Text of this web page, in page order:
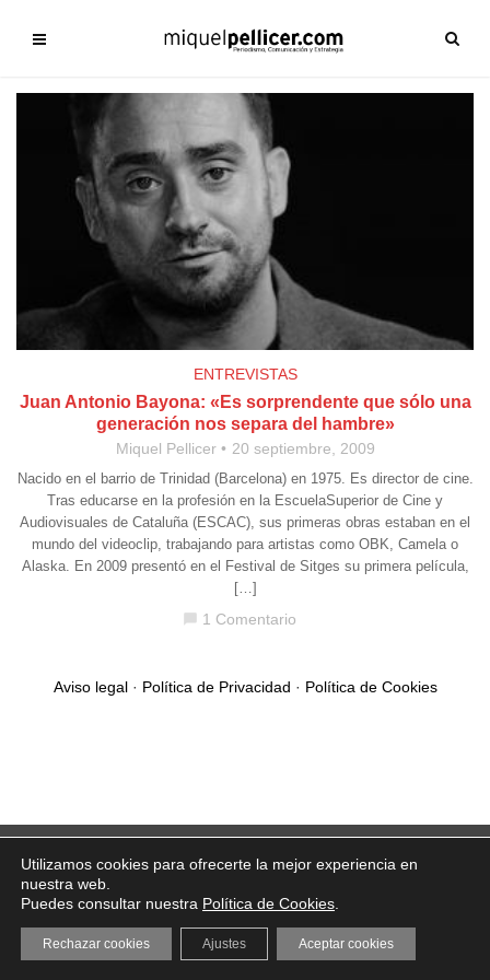
ENTREVISTAS
Juan Antonio Bayona: «Es sorprendente que sólo una
generación nos separa del hambre»
Miquel Pellicer 20 septiembre, 2009
Nacido en el barrio de Trinidad (Barcelona) en 1975. Es director de cine.
Tras educarse en la profesión en la EscuelaSuperior de Cine y
Audiovisuales de Cataluña (ESCAC), sus primeras obras estaban en el
mundo del videoclip, trabajando para artistas como OBK, Camela o
Alaska. En 2009 presentó en el Festival de Sitges su primera película,
[…]
chat_bubble 1 Comentario
Aviso legal· Política de Privacidad · Política de Cookies
Utilizamos cookies para ofrecerte la mejor experiencia en
nuestra web.
Puedes consultar nuestra Política de Cookies
Aceptar cookies
Rechazar cookies Ajustes